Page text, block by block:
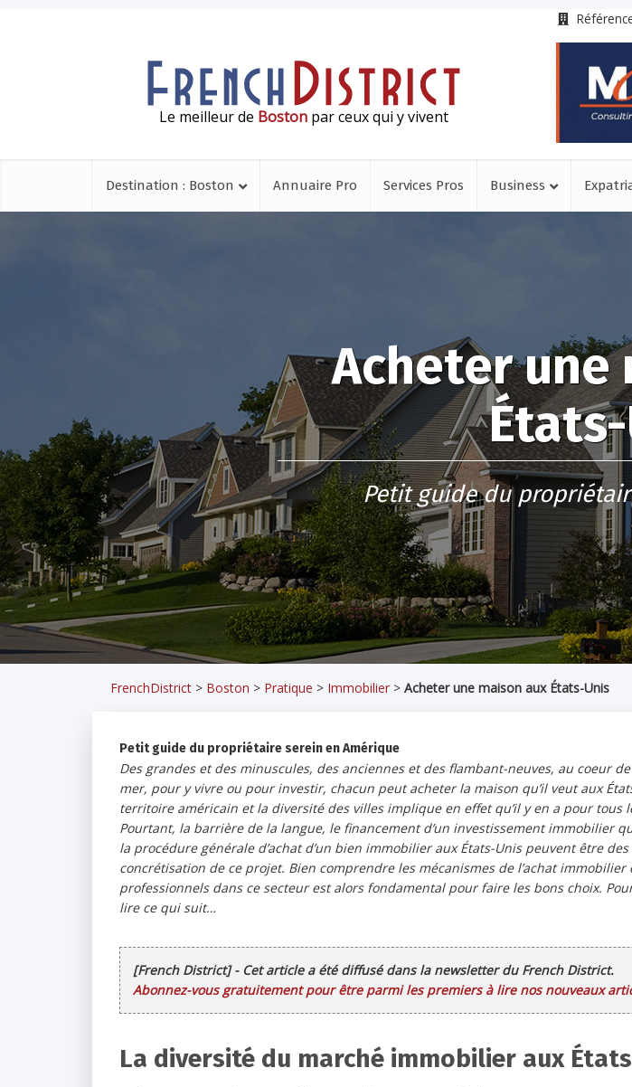
Le meilleur de Boston par ceux qui y vivent
Destination : Boston Annuaire Pro Services Pros Business
Acheter une
Petit guide du
FrenchDistrict > Boston > Pratique > Immobilier > Acheter une maison aux États-Unis
Petit guide du propriétaire serein en Amérique
Des grandes et des minuscules, des anciennes et des flambant-neuves, au coeur
mer, pour y vivre ou pour investir, chacun peut acheter la maison qu’il veut aux
territoire américain et la diversité des villes implique en effet qu’il y en a pour tous
Pourtant, la barrière de la langue, le financement d’un investissement immobilier
la procédure générale d’achat d’un bien immobilier aux États-Unis peuvent être
concrétisation de ce projet. Bien comprendre les mécanismes de l’achat immobilier
professionnels dans ce secteur est alors fondamental pour faire les bons choix.
lire ce qui suit…
[French District] - Cet article a été diffusé dans la newsletter du French District.
Abonnez-vous gratuitement pour être parmi les premiers à lire nos nouveaux
La diversité du marché immobilier aux